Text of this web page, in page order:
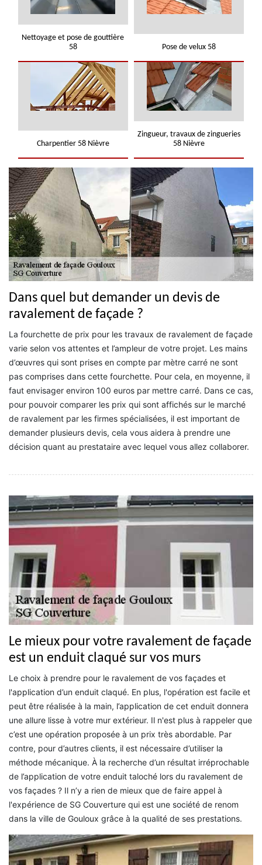
Nettoyage et pose de gouttière
58
Pose de velux 58
Charpentier 58 Nièvre
Zingueur, travaux de zingueries
58 Nièvre
Dans quel but demander un devis de
ravalement de façade ?
La fourchette de prix pour les travaux de ravalement de façade
varie selon vos attentes et l’ampleur de votre projet. Les mains
d’œuvres qui sont prises en compte par mètre carré ne sont
pas comprises dans cette fourchette. Pour cela, en moyenne, il
faut envisager environ 100 euros par mettre carré. Dans ce cas,
pour pouvoir comparer les prix qui sont affichés sur le marché
de ravalement par les firmes spécialisées, il est important de
demander plusieurs devis, cela vous aidera à prendre une
décision quant au prestataire avec lequel vous allez collaborer.
Le mieux pour votre ravalement de façade
est un enduit claqué sur vos murs
Le choix à prendre pour le ravalement de vos façades et
l'application d’un enduit claqué. En plus, l'opération est facile et
peut être réalisée à la main, l’application de cet enduit donnera
une allure lisse à votre mur extérieur. Il n'est plus à rappeler que
c’est une opération proposée à un prix très abordable. Par
contre, pour d’autres clients, il est nécessaire d’utiliser la
méthode mécanique. À la recherche d’un résultat irréprochable
de l’application de votre enduit taloché lors du ravalement de
vos façades ? Il n’y a rien de mieux que de faire appel à
l'expérience de SG Couverture qui est une société de renom
dans la ville de Gouloux grâce à la qualité de ses prestations.